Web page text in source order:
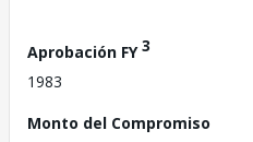
Aprobación FY3
1983
Monto del Compromiso